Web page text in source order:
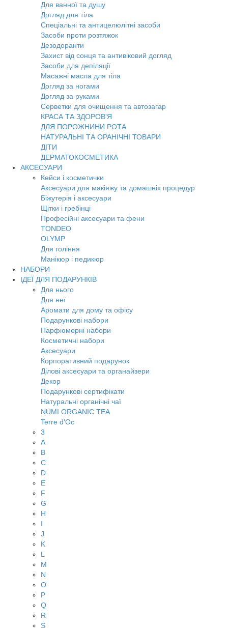
Для ванної та душу
Догляд для тіла
Спеціальні та антицелюлітні засоби
Засоби проти розтяжок
Дезодоранти
Захист від сонця та антивіковий догляд
Засоби для депіляції
Масажні масла для тіла
Догляд за ногами
Догляд за руками
Серветки для очищення та автозагар
КРАСА ТА ЗДОРОВ'Я
ДЛЯ ПОРОЖНИНИ РОТА
НАТУРАЛЬНІ ТА ОРАНІЧНІ ТОВАРИ
ДІТИ
ДЕРМАТОКОСМЕТИКА
АКСЕСУАРИ
Кейси і косметички
Аксесуари для макіяжу та домашніх процедур
Біжутерія і аксесуари
Щітки і гребінці
Професійні аксесуари та фени
TONDEO
OLYMP
Для гоління
Манікюр і педикюр
НАБОРИ
ІДЕЇ ДЛЯ ПОДАРУНКІВ
Для нього
Для неї
Аромати для дому та офісу
Подарункові набори
Парфюмерні набори
Косметичні набори
Аксесуари
Корпоративний подарунок
Ділові аксесуари та органайзери
Декор
Подарункові сертифікати
Натуральні органічні чаї
NUMI ORGANIC TEA
Terre d'Oc
3
A
B
C
D
E
F
G
H
I
J
K
L
M
N
O
P
Q
R
S